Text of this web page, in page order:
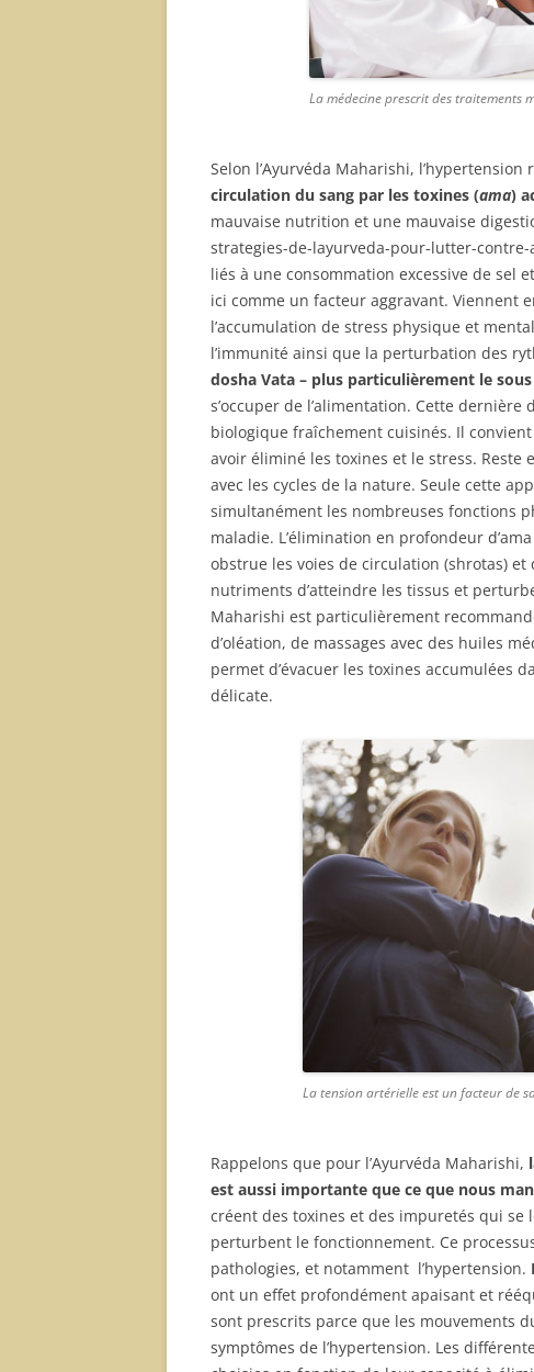
La médecine prescrit des traitements
Selon l’Ayurvéda Maharishi,
circulation du sang par les toxines (ama)
mauvaise nutrition et une mauvaise
strategies-de-layurveda-pour-lutter-
liés à une consommation excessive de sel
ici comme un facteur aggravant. Viennent
l’accumulation de stress physique et
l’immunité ainsi que la perturbation des
dosha Vata – plus particulièrement le
s’occuper de l’alimentation. Cette
biologique fraîchement cuisinés. Il
avoir éliminé les toxines et le stress.
avec les cycles de la nature. Seule cette
simultanément les nombreuses fonctions
maladie. L’élimination en profondeur
obstrue les voies de circulation (shrotas)
nutriments d’atteindre les tissus et
Maharishi est particulièrement
d’oléation, de massages avec des huiles
permet d’évacuer les toxines
délicate.
La tension artérielle est un facteur de
Rappelons que pour l’Ayurvéda Maharishi,
est aussi importante que ce que nous
créent des toxines et des impuretés qui se
perturbent le fonctionnement. Ce
pathologies, et notamment l’hypertension.
ont un effet profondément apaisant et
sont prescrits parce que les mouvements
symptômes de l’hypertension. Les